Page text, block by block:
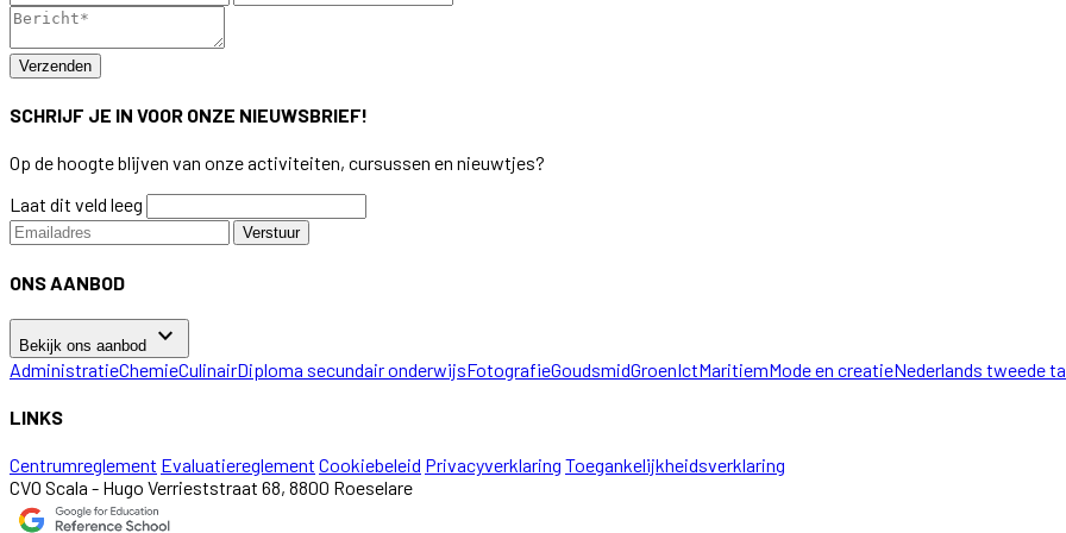
Verzenden
SCHRIJF JE IN VOOR ONZE NIEUWSBRIEF!
Op de hoogte blijven van onze activiteiten, cursussen en nieuwtjes?
Laat dit veld leeg
Verstuur
ONS AANBOD
Bekijk ons aanbod keyboard_arrow_down
AdministratieChemieCulinairDiploma secundair onderwijsFotografieGoudsmidGroenIctMaritiemMode en creatieNederlands tweede
LINKS
Centrumreglement Evaluatiereglement Cookiebeleid Privacyverklaring Toegankelijkheidsverklaring
CVO Scala - Hugo Verrieststraat 68, 8800 Roeselare